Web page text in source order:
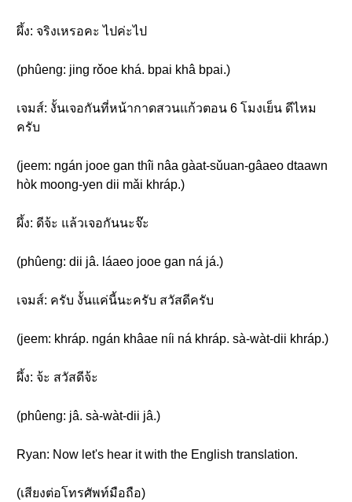
ผึ้ง: จริงเหรอคะ ไปค่ะไป
(phûeng: jing rǒoe khá. bpai khâ bpai.)
เจมส์: งั้นเจอกันที่หน้ากาดสวนแก้วตอน 6 โมงเย็น ดีไหม
ครับ
(jeem: ngán jooe gan thîi nâa gàat-sǔuan-gâaeo dtaawn
hòk moong-yen dii mǎi khráp.)
ผึ้ง: ดีจ้ะ แล้วเจอกันนะจ๊ะ
(phûeng: dii jâ. láaeo jooe gan ná já.)
เจมส์: ครับ งั้นแค่นี้นะครับ สวัสดีครับ
(jeem: khráp. ngán khâae níi ná khráp. sà-wàt-dii khráp.)
ผึ้ง: จ้ะ สวัสดีจ้ะ
(phûeng: jâ. sà-wàt-dii jâ.)
Ryan: Now let's hear it with the English translation.
(เสียงต่อโทรศัพท์มือถือ)